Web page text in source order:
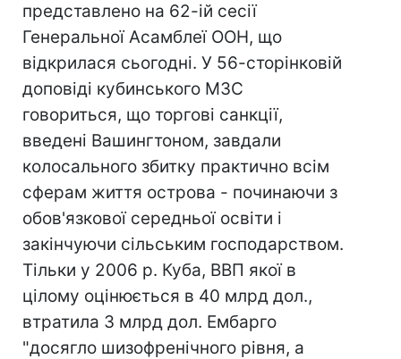
представлено на 62-ій сесії
Генеральної Асамблеї ООН, що
відкрилася сьогодні. У 56-сторінковій
доповіді кубинського МЗС
говориться, що торгові санкції,
введені Вашингтоном, завдали
колосального збитку практично всім
сферам життя острова - починаючи з
обов'язкової середньої освіти і
закінчуючи сільським господарством.
Тільки у 2006 р. Куба, ВВП якої в
цілому оцінюється в 40 млрд дол.,
втратила 3 млрд дол. Ембарго
"досягло шизофренічного рівня, а